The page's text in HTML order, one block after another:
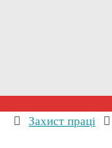
HomeЗахист праці